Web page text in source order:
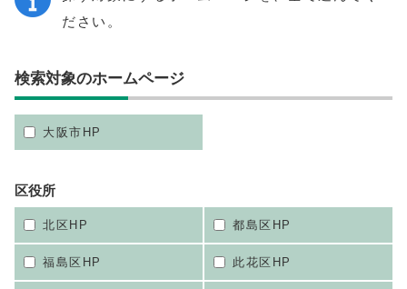
ださい。
検索対象のホームページ
大阪市HP
区役所
北区HP 都島区HP
福島区HP 此花区HP